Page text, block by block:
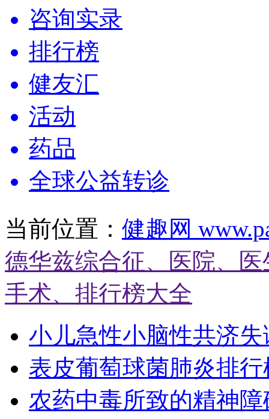
咨询实录
排行榜
健友汇
活动
药品
全球公益转诊
当前位置： 健趣网
德华兹综合征、医院、
手术、排行榜大全
小儿急性小脑性共济
表皮葡萄球菌肺炎排行
农药中毒所致的精神